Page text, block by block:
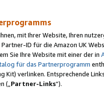
mit Ihrer Website, Ihren
ID für die Amazon UK
Sie Ihre Website mit einer der in
für das Partnerprogramm
Kit) verlinken. Entsprechende
(„ Partner-Links“).